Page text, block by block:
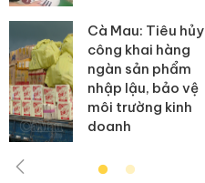
Cà Mau: Tiêu hủy
công khai hàng
ngàn sản phẩm
nhập lậu, bảo vệ
môi trường kinh
doanh